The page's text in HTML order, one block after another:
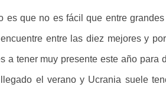
es que no es fácil que entre
entre las diez mejores y
a tener muy presente este año para
el verano y Ucrania suele